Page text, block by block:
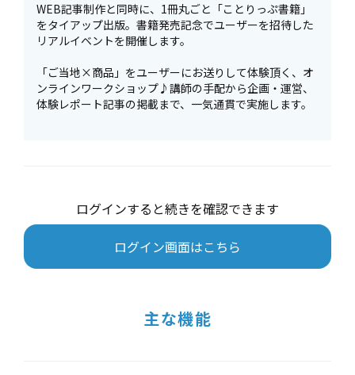
WEB記事制作と同時に、1冊丸ごと「ことりっぷ書籍」
をタイアップ出版。書籍発売記念でユーザーを招待した
リアルイベントを開催します。
「ご当地×商品」をユーザーにお送りして体験頂く、オ
ンラインワークショップ♪講師の手配から企画・運営、
体験レポート記事の掲載まで、一気通貫で実施します。
ログインすると続きを確認できます
ログイン画面はこちら
主な機能